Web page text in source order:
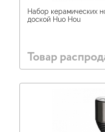
Набор керамических
доской Huo Hou
Товар